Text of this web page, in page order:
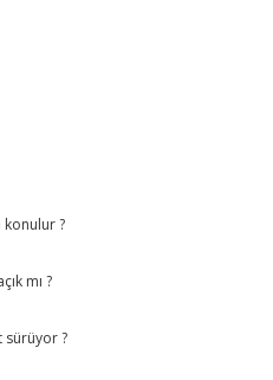
?
mı ?
sürüyor ?